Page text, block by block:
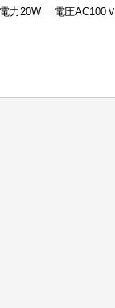
電力20W 電圧AC100Ｖ